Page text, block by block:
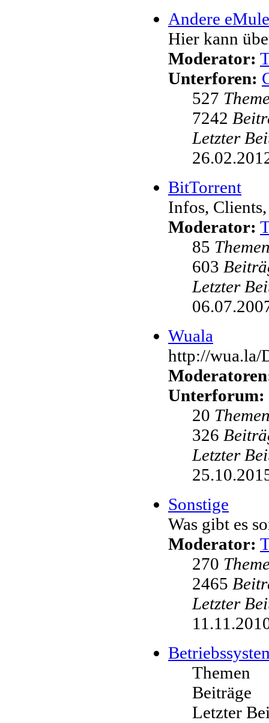
Andere
Hier kann
Moderator:
Unterforen:
527
7242
Letzter
BitTorrent
Infos,
Moderator:
85
603
Letzter
Wuala
http://wua.la/
Unterforum:
20
326
Letzter
Sonstige
Was gibt es
Moderator:
270
2465
Letzter
Themen
Beiträge
Letzter